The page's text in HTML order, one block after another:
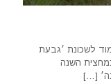
לשכונת ׳גבעת
השנה
[…]